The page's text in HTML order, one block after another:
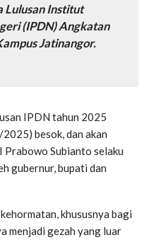
Lulusan Institut
(IPDN) Angkatan
Jatinangor.
IPDN tahun 2025
besok, dan akan
Subianto selaku
gubernur, bupati dan
khususnya bagi
menjadi gezah yang luar